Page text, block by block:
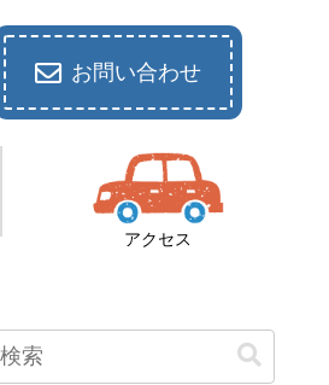
お問い合わせ
アクセス